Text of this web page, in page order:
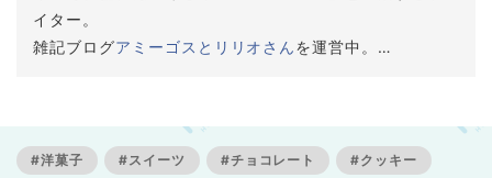
イター。
雑記ブログアミーゴスとリリオさんを運営中。
する」というビジョンを掲げて活動。
地域のプレイヤーとして、おもに地元界隈の情報を発信
#洋菓子 #スイーツ #チョコレート #クッキー